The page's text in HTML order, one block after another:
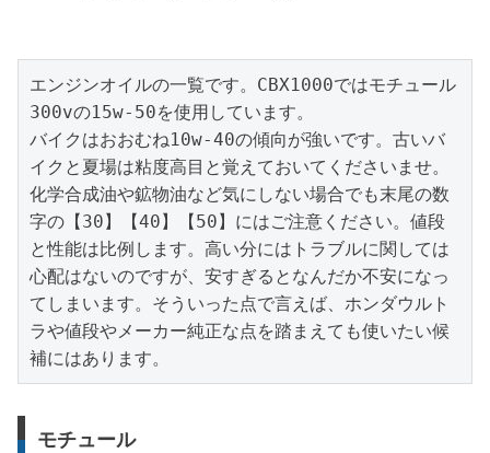
エンジンオイルの一覧です。CBX1000ではモチュール
300vの15w-50を使用しています。
バイクはおおむね10w-40の傾向が強いです。古いバ
イクと夏場は粘度高目と覚えておいてくださいませ。
化学合成油や鉱物油など気にしない場合でも末尾の数
字の【30】【40】【50】にはご注意ください。値段
と性能は比例します。高い分にはトラブルに関しては
心配はないのですが、安すぎるとなんだか不安になっ
てしまいます。そういった点で言えば、ホンダウルト
ラや値段やメーカー純正な点を踏まえても使いたい候
補にはあります。
モチュール